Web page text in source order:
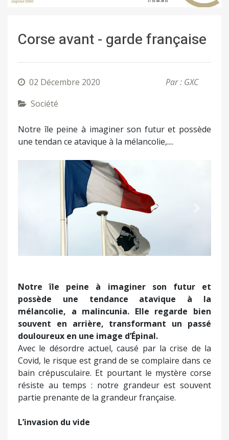
Corse avant - garde française
02 Décembre 2020
Par : GXC
Société
Notre île peine à imaginer son futur et possède
une tendan ce atavique à la mélancolie,....
Précédent
Notre île peine à imaginer son futur et
possède une tendance atavique à la
mélancolie, a malincunia. Elle regarde bien
souvent en arrière, transformant un passé
douloureux en une image d’Épinal.
Avec le désordre actuel, causé par la crise de la
Covid, le risque est grand de se complaire dans ce
bain crépusculaire. Et pourtant le mystère corse
résiste au temps : notre grandeur est souvent
partie prenante de la grandeur française.
L’invasion du vide